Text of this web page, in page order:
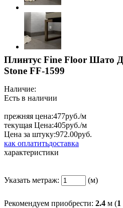
Плинтус Fine Floor Шато
Stone FF-1599
Наличие:
Есть в наличии
прежняя цена:477руб./м
текущая Цена:405руб./м
Цена за штуку:972.00руб.
как оплатитьдоставка
характеристики
Указать метраж: (м)
Рекомендуем приобрести: 2.4 м (1